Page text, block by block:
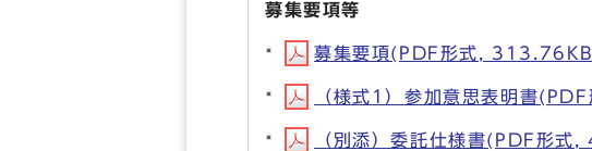
募集要項等
募集要項(PDF形式,
（様式1）参加意思表明書
（別添）委託仕様書(PDF形